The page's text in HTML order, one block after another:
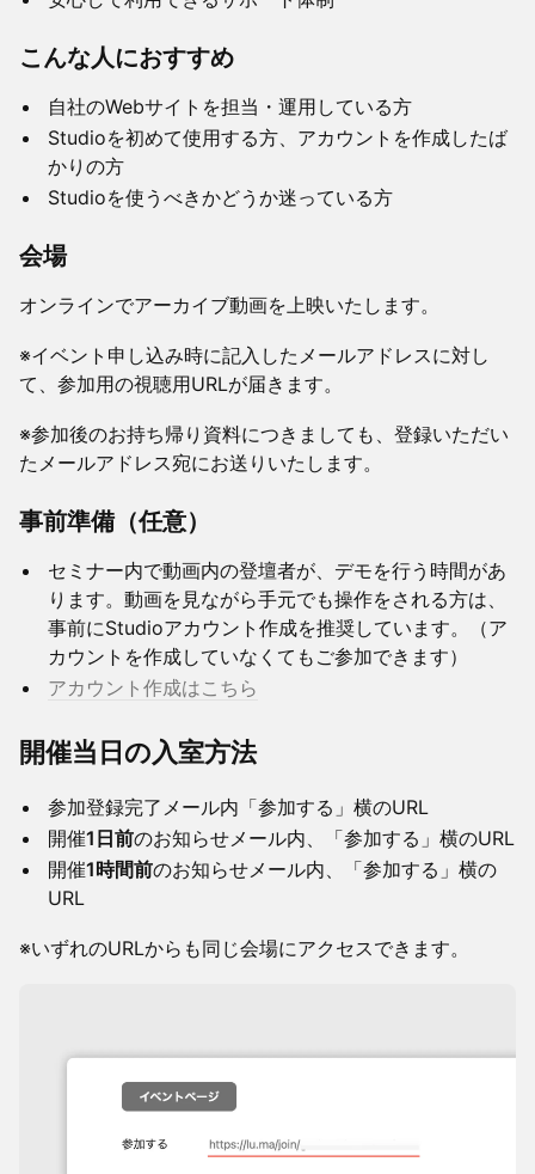
こんな人におすすめ
自社のWebサイトを担当・運用している方
Studioを初めて使用する方、アカウントを作成したば
かりの方
Studioを使うべきかどうか迷っている方
会場
オンラインでアーカイブ動画を上映いたします。
※イベント申し込み時に記入したメールアドレスに対し
て、参加用の視聴用URLが届きます。
※参加後のお持ち帰り資料につきましても、登録いただい
たメールアドレス宛にお送りいたします。
事前準備（任意）
セミナー内で動画内の登壇者が、デモを行う時間があ
ります。動画を見ながら手元でも操作をされる方は、
事前にStudioアカウント作成を推奨しています。（ア
カウントを作成していなくてもご参加できます）
アカウント作成はこ ちら
開催当日の入室方法
参加登録完了メール内「参加する」横のURL
​開催1日前のお知らせメール内、「参加する」横のURL
​開催1時間前のお知らせメール内、「参加する」横の
URL
​※いずれのURLからも同じ会場にアクセスできます。